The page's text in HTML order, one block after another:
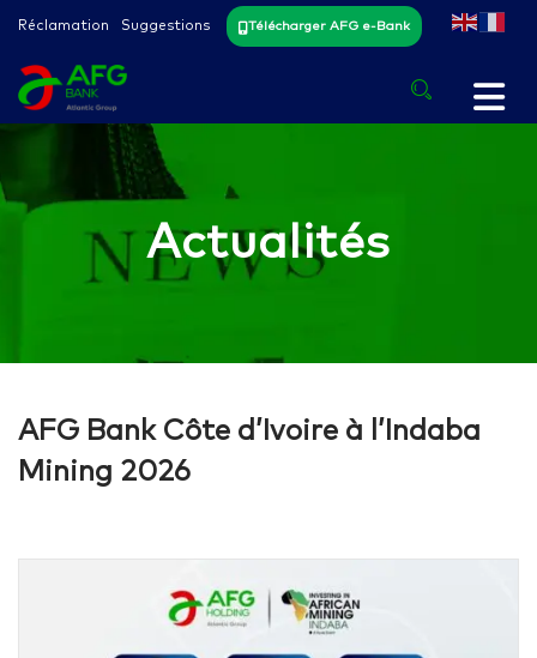
Réclamation Suggestions Télécharger AFG e-Bank
Actualités
AFG Bank Côte d’Ivoire à l’Indaba
Mining 2026